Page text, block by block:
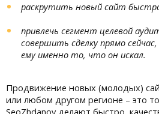
раскрутить новый сайт
привлечь сегмент целевой
совершить сделку прямо
ему именно то, что он искал.
Продвижение новых (молодых)
или любом другом регионе – это
SeoZhdanov делают быстро,